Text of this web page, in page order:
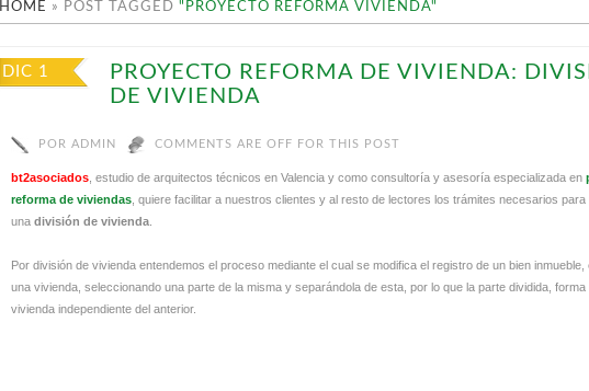
HOME » POST TAGGED"PROYECTO REFORMA VIVIENDA"
DIC 1
PROYECTO REFORMA DE VIVIENDA:
DE VIVIENDA
PORADMIN COMMENTS ARE OFF FOR THIS POST
bt2asociados , estudio de arquitectos técnicos en Valencia y como consultoría y asesoría especializada en
reforma de viviendas , quiere facilitar a nuestros clientes y al resto de lectores los trámites necesarios
unadivisión de vivienda
Por división de vivienda entendemos el proceso mediante el cual se modifica el registro de un bien
una vivienda, seleccionando una parte de la misma y separándola de esta, por lo que la parte dividida, forma
vivienda independiente del anterior.